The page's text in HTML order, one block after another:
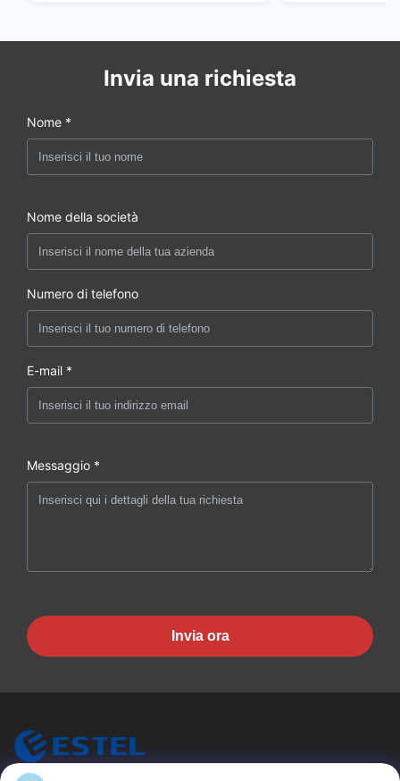
Invia una richiesta
Nome *
Nome della società
Numero di telefono
E-mail *
Messaggio *
Invia ora